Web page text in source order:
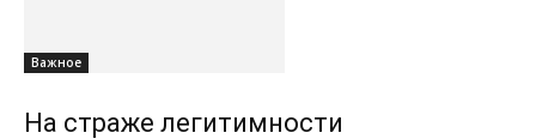
Важное
На страже легитимности